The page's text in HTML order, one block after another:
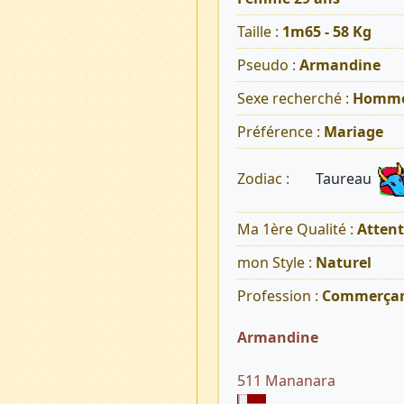
Taille : 1m65 - 58 Kg
Pseudo : Armandine
Sexe recherché :
Préférence : Mariage
Zodiac : Taureau
Ma 1ère Qualité :
mon Style : Naturel
Profession :
Armandine
511 Mananara